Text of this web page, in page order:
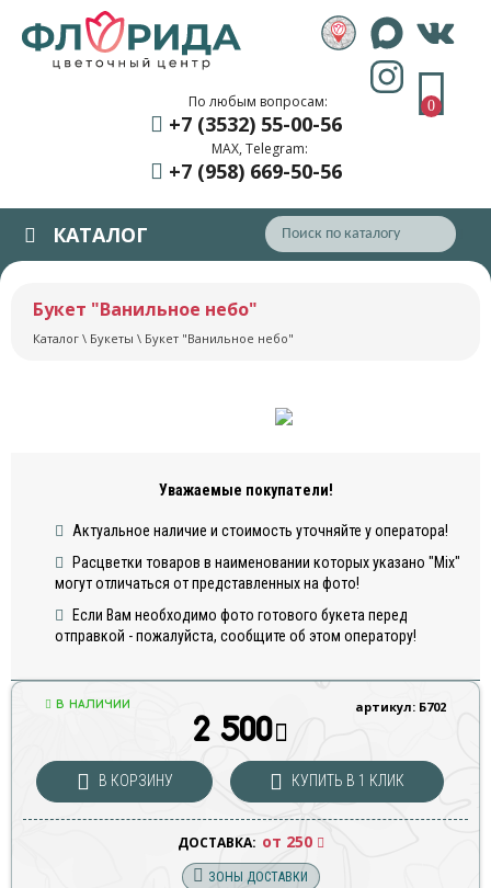
По любым вопросам:
+7 (3532) 55-00-56
MAX, Telegram:
+7 (958) 669-50-56
0
КАТАЛОГ
Букет "Ванильное небо"
Каталог \ Букеты \ Букет "Ванильное небо"
Уважаемые покупатели!
Актуальное наличие и стоимость уточняйте у оператора!
Расцветки товаров в наименовании которых указано "Mix"
могут отличаться от представленных на фото!
Если Вам необходимо фото готового букета перед
отправкой - пожалуйста, сообщите об этом оператору!
артикул: Б702
В НАЛИЧИИ
2 500
В КОРЗИНУ КУПИТЬ В 1 КЛИК
ДОСТАВКА: от 250
ЗОНЫ ДОСТАВКИ